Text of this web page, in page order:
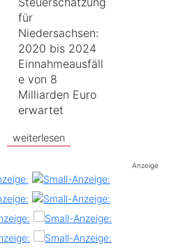
für
Niedersachsen:
2020 bis 2024
Einnahmeausfäll
e von 8
Milliarden Euro
erwartet
weiterlesen
Anzeige